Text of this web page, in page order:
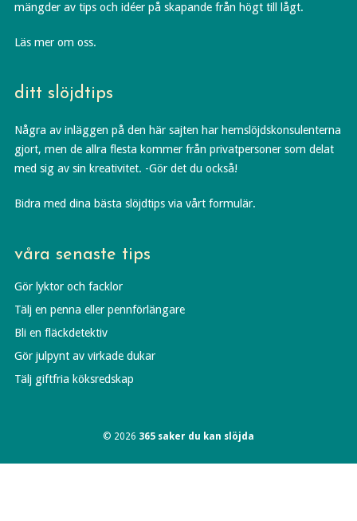
mängder av tips och idéer på skapande från högt till lågt.
Läs mer om oss.
ditt slöjdtips
Några av inläggen på den här sajten har hemslöjdskonsulenterna
gjort, men de allra flesta kommer från privatpersoner som delat
med sig av sin kreativitet. -Gör det du också!
Bidra med dina bästa slöjdtips via vårt formulär.
våra senaste tips
Gör lyktor och facklor
Tälj en penna eller pennförlängare
Bli en fläckdetektiv
Gör julpynt av virkade dukar
Tälj giftfria köksredskap
© 2026 365 saker du kan slöjda